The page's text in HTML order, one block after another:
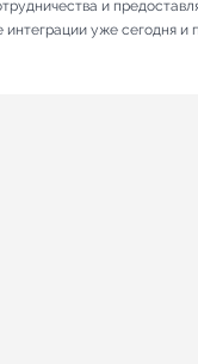
и
уже сегодня и